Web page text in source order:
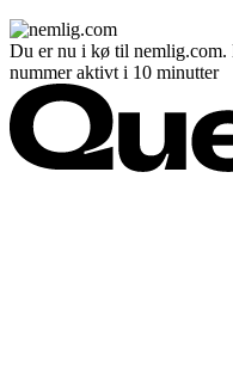
Du er nu i kø til nemlig.com.
nummer aktivt i 10 minutter